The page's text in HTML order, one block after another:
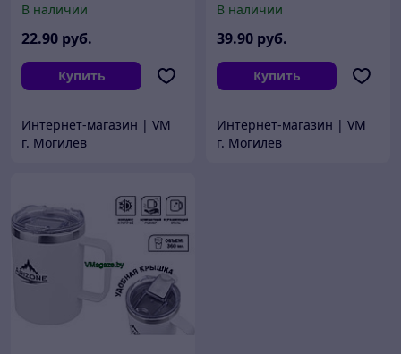
В наличии
22.90 руб.
Купить
Интернет-магазин | VM
г. Могилев
В наличии
39.90 руб.
Купить
Интернет-магазин | VM
г. Могилев